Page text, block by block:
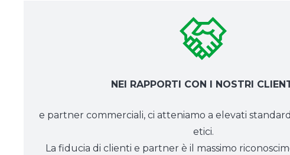
NEI RAPPORTI CON I NOSTRI
e partner commerciali, ci atteniamo a elevati
etici.
La fiducia di clienti e partner è il massimo